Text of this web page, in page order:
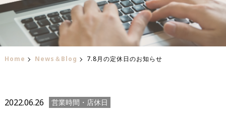
Home News＆Blog 7.8月の定休日のお知らせ
2022.06.26 営業時間・店休日